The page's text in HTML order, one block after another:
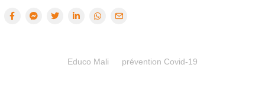
Educo Mali prévention Covid-19